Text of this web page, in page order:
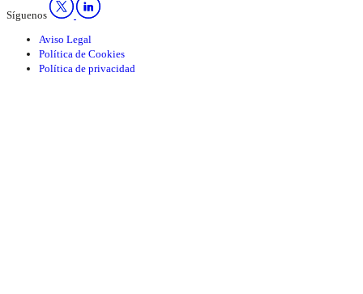
Síguenos
Aviso Legal
Política de Cookies
Política de privacidad